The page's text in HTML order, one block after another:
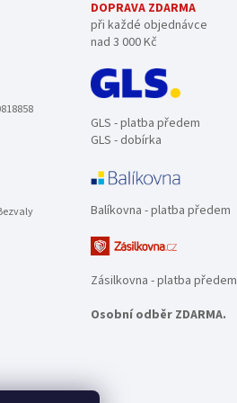
DOPRAVA ZDARMA
při každé objednávce
nad 3 000 Kč
GLS - platba předem
GLS - dobírka
Balíkovna - platba předem
Zásilkovna - platba předem
Osobní odběr ZDARMA.